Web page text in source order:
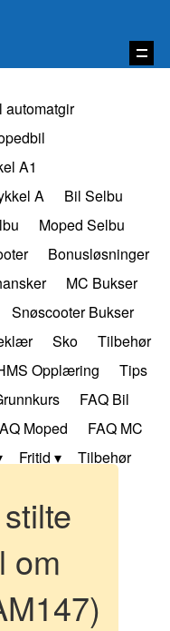
Vis
automatgir
A1
A
Bil Selbu
Moped Selbu
Bonusløsninger
MC Bukser
Snøscooter Bukser
Sko
Tilbehør
Opplæring
Tips
FAQ Bil
Moped
FAQ MC
Fritid
Tilbehør
om